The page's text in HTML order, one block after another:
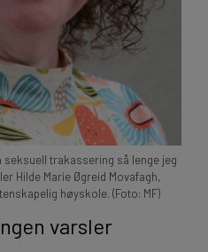
trakassering så lenge jeg
Hilde Marie Øgreid Movafagh,
høyskole. (Foto: MF)
varsler